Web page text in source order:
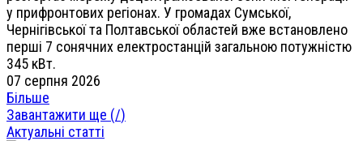
у прифронтових регіонах. У громадах Сумської,
Чернігівської та Полтавської областей вже встановлено
перші 7 сонячних електростанцій загальною потужністю
345 кВт.
07 серпня 2026
Більше
Завантажити ще (/)
Актуальні статті